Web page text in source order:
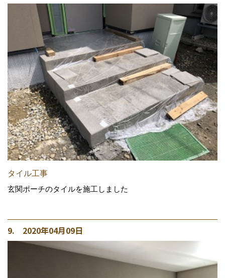
タイル工事
玄関ポーチのタイルを施工しました
9. 2020年04月09日